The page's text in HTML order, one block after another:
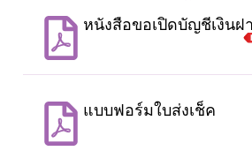
หนังสือขอเปิดบัญชีเงินฝ
แบบฟอร์มใบส่งเช็ค